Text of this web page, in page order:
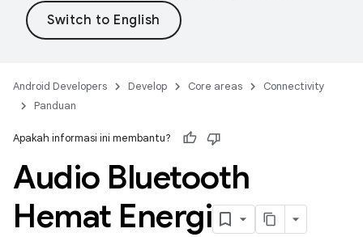
Android Developers Develop Core areas
Connectivity
Panduan
Apakah informasi ini membantu?
Audio Bluetooth
Hemat Energi